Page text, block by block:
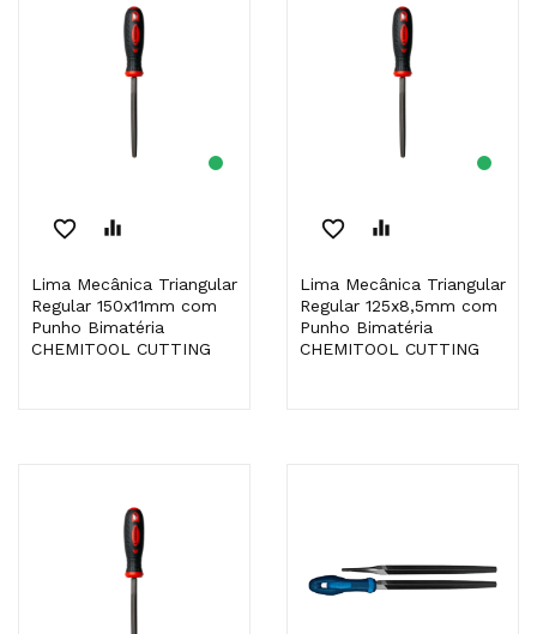
favorite_border equalizer
Lima Mecânica Triangular
Regular 150x11mm com
Punho Bimatéria
CHEMITOOL CUTTING
favorite_border equalizer
Lima Mecânica Triangular
Regular 125x8,5mm com
Punho Bimatéria
CHEMITOOL CUTTING